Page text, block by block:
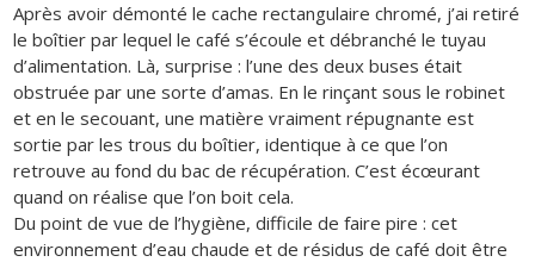
Après avoir démonté le cache rectangulaire chromé, j’ai retiré
le boîtier par lequel le café s’écoule et débranché le tuyau
d’alimentation. Là, surprise : l’une des deux buses était
obstruée par une sorte d’amas. En le rinçant sous le robinet
et en le secouant, une matière vraiment répugnante est
sortie par les trous du boîtier, identique à ce que l’on
retrouve au fond du bac de récupération. C’est écœurant
quand on réalise que l’on boit cela.
Du point de vue de l’hygiène, difficile de faire pire : cet
environnement d’eau chaude et de résidus de café doit être